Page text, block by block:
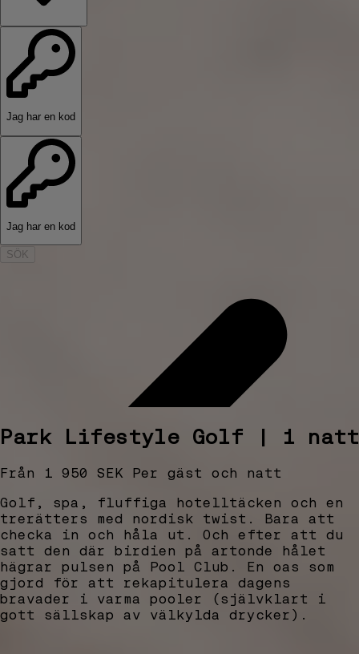
Jag har en kod
Jag har en kod
SÖK
Park Lifestyle Golf | 1 natt
Från 1 950 SEK
Per gäst och natt
Golf, spa, fluffiga hotelltäcken och en
trerätters med nordisk twist. Bara att
checka in och håla ut. Och efter att du
satt den där birdien på artonde hålet
hägrar pulsen på Pool Club. En oas som
gjord för att rekapitulera dagens
bravader i varma pooler (självklart i
gott sällskap av välkylda drycker).